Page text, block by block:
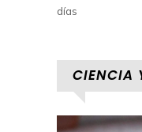
días
CIENCIA